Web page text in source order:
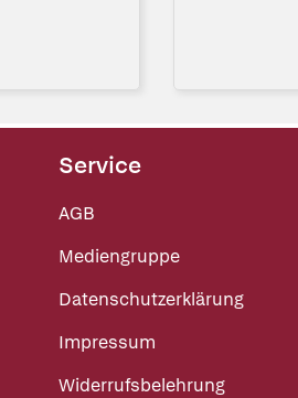
Service
AGB
Mediengruppe
Datenschutzerklärung
Impressum
Widerrufsbelehrung